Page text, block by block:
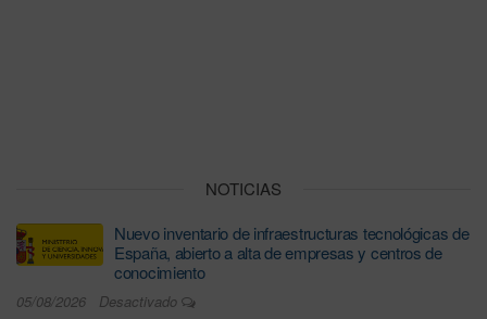
NOTICIAS
Nuevo inventario de infraestructuras tecnológicas de
España, abierto a alta de empresas y centros de
conocimiento
05/08/2026 Desactivado